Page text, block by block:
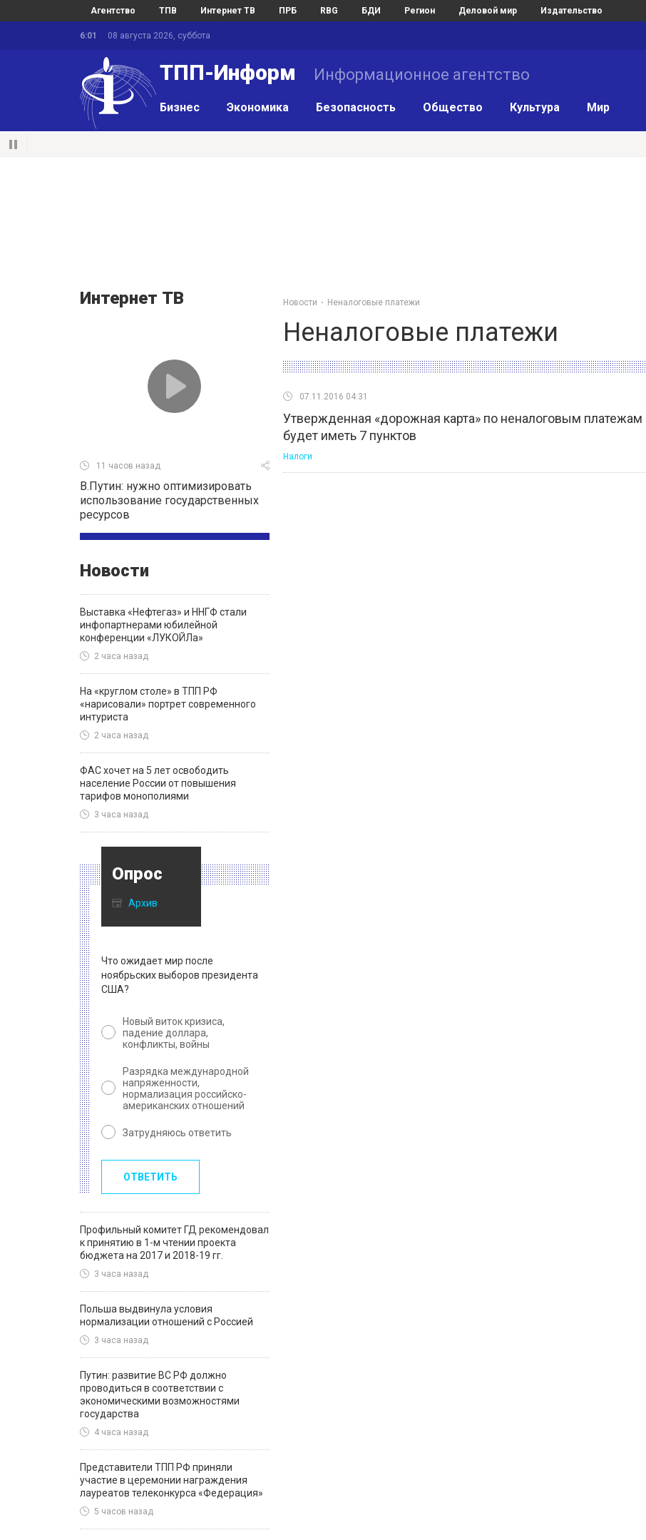
Агентство ТПВ Интернет ТВ ПРБ RBG БДИ Регион Деловой мир Издательство
6:01 08 августа 2026, суббота
ТПП-Информ Информационное агентство
Бизнес Экономика Безопасность Общество Культура Мир
Интернет ТВ
11 часов назад
В.Путин: нужно оптимизировать
использование государственных
ресурсов
Новости
Выставка «Нефтегаз» и ННГФ стали
инфопартнерами юбилейной
конференции «ЛУКОЙЛа»
2 часа назад
На «круглом столе» в ТПП РФ
«нарисовали» портрет современного
интуриста
2 часа назад
ФАС хочет на 5 лет освободить
население России от повышения
тарифов монополиями
3 часа назад
Опрос
Архив
Что ожидает мир после
ноябрьских выборов президента
США?
Новый виток кризиса,
падение доллара,
конфликты, войны
Разрядка международной
напряженности,
нормализация российско-
американских отношений
Затрудняюсь ответить
ОТВЕТИТЬ
Профильный комитет ГД рекомендовал
к принятию в 1-м чтении проекта
бюджета на 2017 и 2018-19 гг.
3 часа назад
Польша выдвинула условия
нормализации отношений с Россией
3 часа назад
Путин: развитие ВС РФ должно
проводиться в соответствии с
экономическими возможностями
государства
4 часа назад
Представители ТПП РФ приняли
участие в церемонии награждения
лауреатов телеконкурса «Федерация»
5 часов назад
Новости Неналоговые платежи
Неналоговые платежи
07.11.2016 04:31
Утвержденная «дорожная карта» по неналоговым платежам
будет иметь 7 пунктов
Налоги